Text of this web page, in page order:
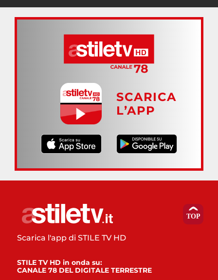
SCARICA
L’APP
Scarica l'app di STILE TV HD
STILE TV HD in onda su:
CANALE 78 DEL DIGITALE TERRESTRE